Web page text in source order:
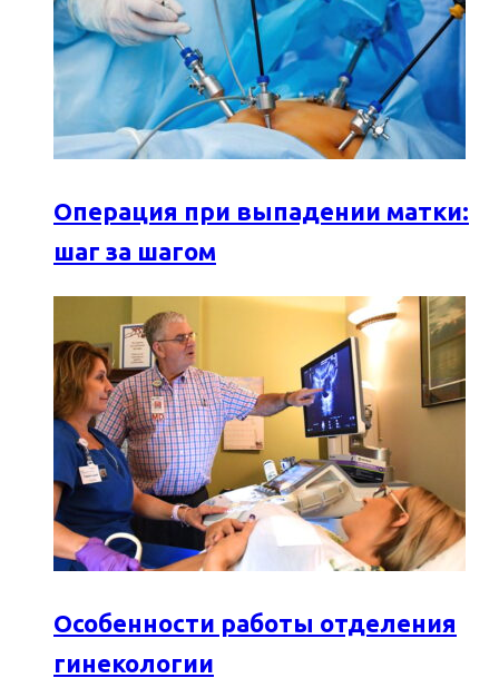
Операция при выпадении матки:
шаг за шагом
Особенности работы отделения
гинекологии